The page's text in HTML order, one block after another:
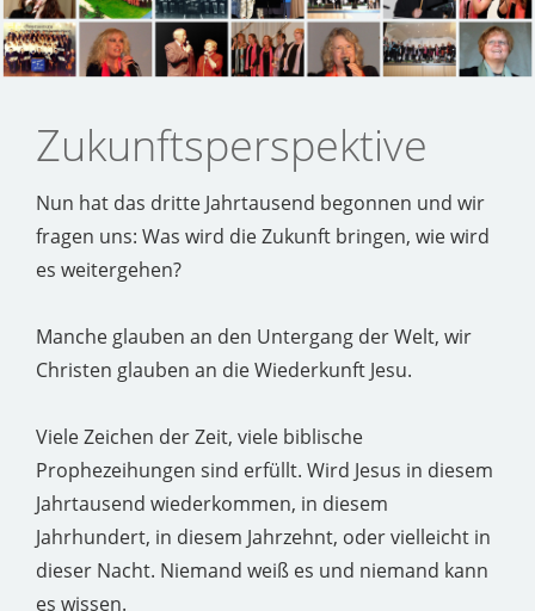
Zukunftsperspektive
Nun hat das dritte Jahrtausend begonnen und wir
fragen uns: Was wird die Zukunft bringen, wie wird
es weitergehen?
Manche glauben an den Untergang der Welt, wir
Christen glauben an die Wiederkunft Jesu.
Viele Zeichen der Zeit, viele biblische
Prophezeihungen sind erfüllt. Wird Jesus in diesem
Jahrtausend wiederkommen, in diesem
Jahrhundert, in diesem Jahrzehnt, oder vielleicht in
dieser Nacht. Niemand weiß es und niemand kann
es wissen.